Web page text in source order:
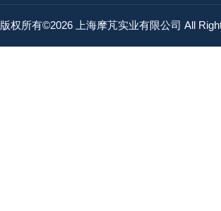
版权所有©2026 上海摩芃实业有限公司 All